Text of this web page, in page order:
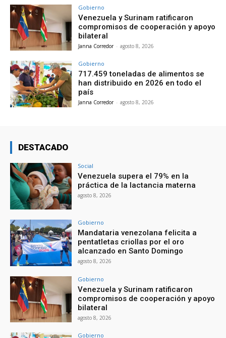
Gobierno
Venezuela y Surinam ratificaron
compromisos de cooperación y apoyo
bilateral
Janna Corredor - agosto 8, 2026
Gobierno
717.459 toneladas de alimentos se
han distribuido en 2026 en todo el
país
Janna Corredor - agosto 8, 2026
DESTACADO
Social
Venezuela supera el 79% en la
práctica de la lactancia materna
agosto 8, 2026
Gobierno
Mandataria venezolana felicita a
pentatletas criollas por el oro
alcanzado en Santo Domingo
agosto 8, 2026
Gobierno
Venezuela y Surinam ratificaron
compromisos de cooperación y apoyo
bilateral
agosto 8, 2026
Gobierno